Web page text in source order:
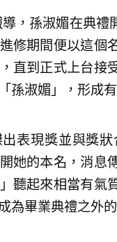
，孫淑媚在典
修期間便以這個
直到正式上台接
孫淑媚」，形成
表現獎並與獎
開她的本名，消
聽起來相當有氣
為畢業典禮之外